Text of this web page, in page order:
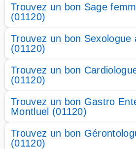
Trouvez un bon Sage
(01120)
Trouvez un bon Sexologue
(01120)
Trouvez un bon
(01120)
Trouvez un bon Gastro
Montluel (01120)
Trouvez un bon
(01120)